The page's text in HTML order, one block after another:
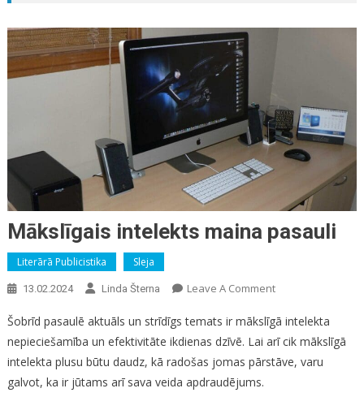
Mākslīgais intelekts maina pasauli
Literārā Publicistika Sleja
13.02.2024 Linda Šterna Leave A CommentOn
Intelekts
Maina
Pasauli
Šobrīd pasaulē aktuāls un strīdīgs temats ir mākslīgā intelekta
nepieciešamība un efektivitāte ikdienas dzīvē. Lai arī cik mākslīgā
intelekta plusu būtu daudz, kā radošas jomas pārstāve, varu
galvot, ka ir jūtams arī sava veida apdraudējums.